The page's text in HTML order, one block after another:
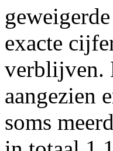
exacte
verblijven.
aangezien
soms